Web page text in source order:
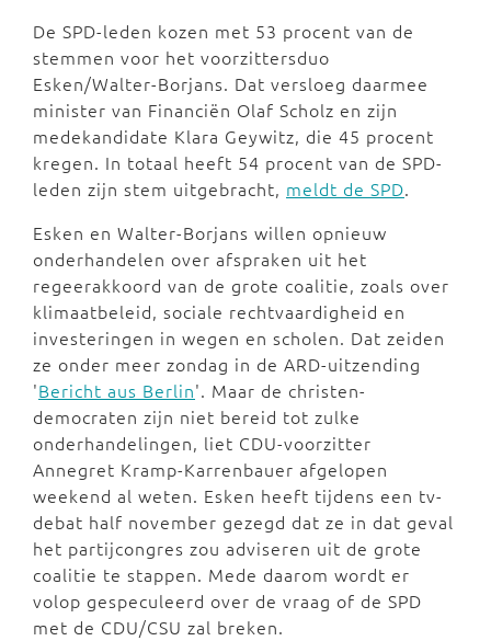
De SPD-leden kozen met 53 procent van de
stemmen voor het voorzittersduo
Esken/Walter-Borjans. Dat versloeg daarmee
minister van Financiën Olaf Scholz en zijn
medekandidate Klara Geywitz, die 45 procent
kregen. In totaal heeft 54 procent van de SPD-
leden zijn stem uitgebracht, meldt de SPD.
Esken en Walter-Borjans willen opnieuw
onderhandelen over afspraken uit het
regeerakkoord van de grote coalitie, zoals over
klimaatbeleid, sociale rechtvaardigheid en
investeringen in wegen en scholen. Dat zeiden
ze onder meer zondag in de ARD-uitzending
'Bericht aus Berlin'. Maar de christen-
democraten zijn niet bereid tot zulke
onderhandelingen, liet CDU-voorzitter
Annegret Kramp-Karrenbauer afgelopen
weekend al weten. Esken heeft tijdens een tv-
debat half november gezegd dat ze in dat geval
het partijcongres zou adviseren uit de grote
coalitie te stappen. Mede daarom wordt er
volop gespeculeerd over de vraag of de SPD
met de CDU/CSU zal breken.